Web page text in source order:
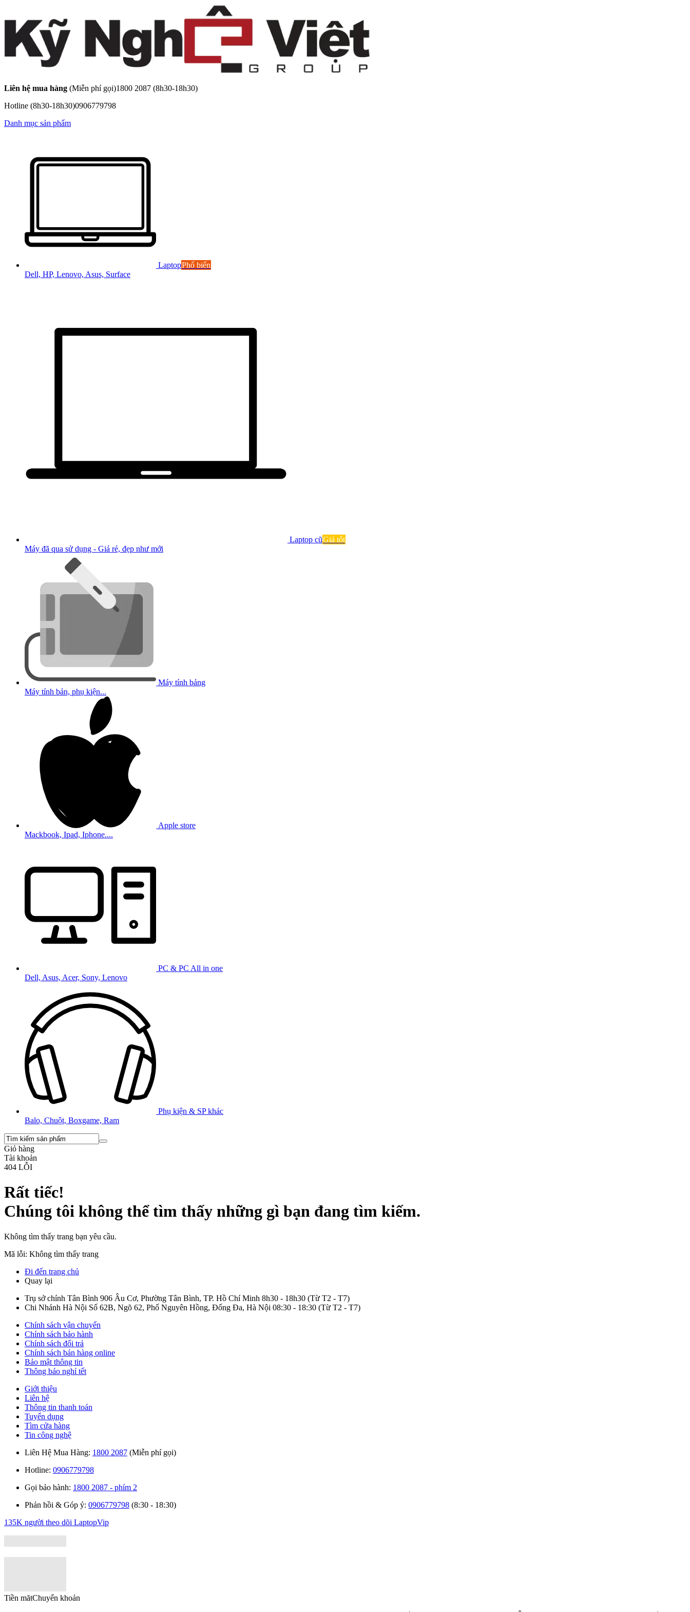
Liên hệ mua hàng (Miễn phí gọi)1800 2087 (8h30-18h30)
Hotline (8h30-18h30)0906779798
Danh mục sản phẩm
LaptopPhổ biến
Dell, HP, Lenovo, Asus, Surface
Laptop cũGiá tốt
Máy đã qua sử dụng - Giá rẻ, đẹp như mới
Máy tính bảng
Máy tính bản, phụ kiện...
Apple store
Mackbook, Ipad, Iphone....
PC & PC All in one
Dell, Asus, Acer, Sony, Lenovo
Phụ kiện & SP khác
Balo, Chuột, Boxgame, Ram
Giỏ hàng
Tài khoản
404 LỖI
Rất tiếc!
Chúng tôi không thể tìm thấy những gì bạn đang tìm kiếm.
Không tìm thấy trang bạn yêu cầu.
Mã lỗi: Không tìm thấy trang
Đi đến trang chủ
Quay lại
Trụ sở chính Tân Bình 906 Âu Cơ, Phường Tân Bình, TP. Hồ Chí Minh 8h30 - 18h30 (Từ T2 - T7)
Chi Nhánh Hà Nội Số 62B, Ngõ 62, Phố Nguyên Hồng, Đống Đa, Hà Nội 08:30 - 18:30 (Từ T2 - T7)
Chính sách vận chuyển
Chính sách bảo hành
Chính sách đổi trả
Chính sách bán hàng online
Bảo mật thông tin
Thông báo nghỉ tết
Giới thiệu
Liên hệ
Thông tin thanh toán
Tuyển dụng
Tìm cửa hàng
Tin công nghệ
Liên Hệ Mua Hàng: 1800 2087 (Miễn phí gọi)
Hotline: 0906779798
Gọi bảo hành: 1800 2087 - phím 2
Phản hồi & Góp ý: 0906779798 (8:30 - 18:30)
135K người theo dõi LaptopVip
Tiền mătChuyển khoản